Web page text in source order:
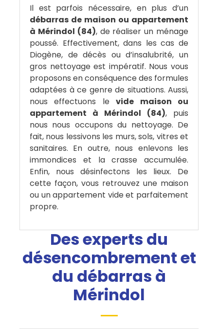
Il est parfois nécessaire, en plus d’un
débarras de maison ou appartement
à Mérindol (84), de réaliser un ménage
poussé. Effectivement, dans les cas de
Diogène, de décès ou d’insalubrité, un
gros nettoyage est impératif. Nous vous
proposons en conséquence des formules
adaptées à ce genre de situations. Aussi,
nous effectuons levide maison ou
appartement à Mérindol (84), puis
nous nous occupons du nettoyage. De
fait, nous lessivons les murs, sols, vitres et
sanitaires. En outre, nous enlevons les
immondices et la crasse accumulée.
Enfin, nous désinfectons les lieux. De
cette façon, vous retrouvez une maison
ou un appartement vide et parfaitement
propre.
Des experts du
désencombrement et
du débarras à
Mérindol